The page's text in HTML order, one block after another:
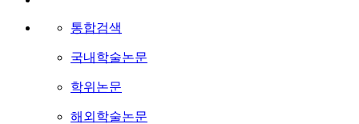
통합검색
국내학술논문
학위논문
해외학술논문